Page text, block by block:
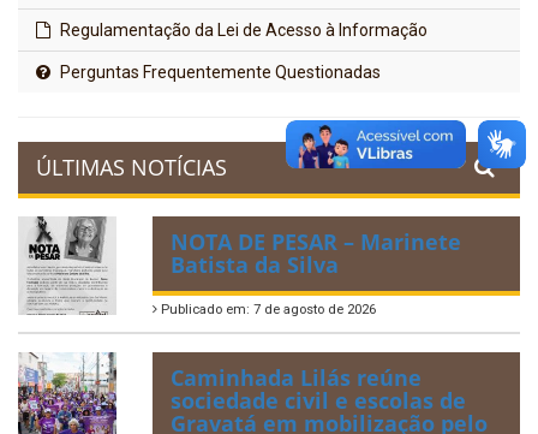
Regulamentação da Lei de Acesso à Informação
Perguntas Frequentemente Questionadas
ÚLTIMAS NOTÍCIAS
NOTA DE PESAR – Marinete
Batista da Silva
Publicado em: 7 de agosto de 2026
Caminhada Lilás reúne
sociedade civil e escolas de
Gravatá em mobilização pelo